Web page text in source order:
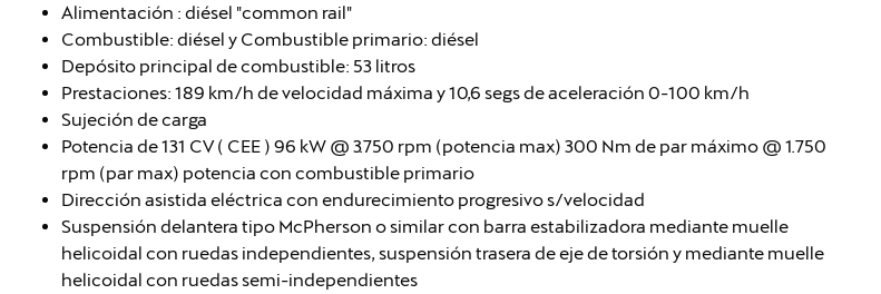
Alimentación : diésel "common rail"
Combustible: diésel y Combustible primario: diésel
Depósito principal de combustible: 53 litros
Prestaciones: 189 km/h de velocidad máxima y 10,6 segs de aceleración 0-100 km/h
Sujeción de carga
Potencia de 131 CV ( CEE ) 96 kW @ 3.750 rpm (potencia max) 300 Nm de par máximo @ 1.750
rpm (par max) potencia con combustible primario
Dirección asistida eléctrica con endurecimiento progresivo s/velocidad
Suspensión delantera tipo McPherson o similar con barra estabilizadora mediante muelle
helicoidal con ruedas independientes, suspensión trasera de eje de torsión y mediante muelle
helicoidal con ruedas semi-independientes